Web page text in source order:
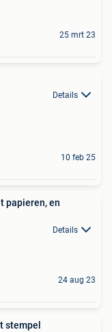
25 mrt 23
Details
10 feb 25
papieren, en
Details
24 aug 23
stempel